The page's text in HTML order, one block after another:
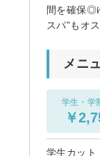
間を確保◎
スパ”もオ
メニ
学生・学
￥
学生カット